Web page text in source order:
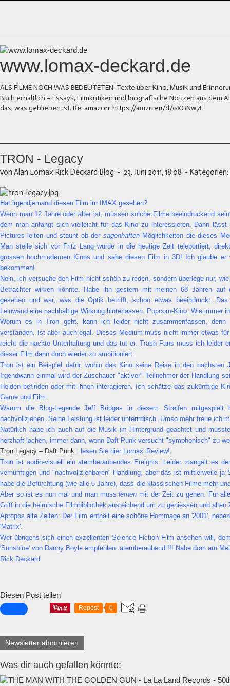
www.lomax-deckard.de
ALS FILME NOCH WAS BEDEUTETEN. Texte über Kino, Musik und
Buch erhältlich – Essays, Filmkritiken und biografische Notizen aus dem
das, was geblieben ist. Bei amazon: https://amzn.eu/d/0XGNw7F
TRON - Legacy
von Alan Lomax Rick Deckard Blog - 23. Juni 2011, 18:08 - Kategorien:
Hat irgendjemand diesen Film im IMAX gesehen?
Wenn man 12 Jahre oder älter ist, müssen solche Filme beeindruckend
dem man anfängt sich vielleicht für das Kino zu interessieren. Dann
Pictures leiten und staunt ob der sagenhaftenMöglichkeiten die dieses
Man stelle sich vor Fritz Lang würde in die heutige Zeit teleportiert,
grossen hochmodernen Kinos und sähe diesen Film in 3D! Ich glaube er
bekommen!
Nein, ich versuche den Film nicht schön zu reden, sondern überlege nur,
Betrachter wirken könnte. Habe ihn gestern mit meinen 68 Jahren auf
gesehen und war, was die Optik betrifft, schon etwas beeindruckt.
Leinwand eine nachhaltige Wirkung hinterlassen. Popcorn-Kino. Wie immer
Worum es in Tron geht, kann ich leider nicht zusammenfassen,
verstanden. Ist aber auch egal. Dieses Medium muss nicht immer etwas
reicht die nackte Unterhaltung und das tut er. Trash Fans muss ich leider
dieser Film dann doch wieder zu ambitioniert.
Tron ist ein Beispiel dafür, wohin das Kino seine Reise in den nächsten
Irgendwann einmal wird der Zuschauer "aktiver" Teilnehmer der Handlung
Helden befinden oder mit ihnen interagieren. Ich schätze das zukünftige
Game und Film.
Warum die Blog-Legende Jeff Bridges in diesem Streifen
nachvollziehen. Seine Leistung ist leider unterirdisch. Umso mehr freue ich
Natürlich habe ich auch auf die Musik im Hintergrund geachtet und
herzhaft lachen, immer dann, wenn Daft Punk versucht "symphonisch" zu
Tron Legacy – Daft Punk : lesen Sie hier Lomax' Review!
Tron ist audio-visuell ein atemberaubendes Ereignis. Leider mangelt es
vernünftigen und "nachvollziehbaren" Handlung, aber das ist mittlerweile ja
habe die Befürchtung (wie alle 5 Jahre), dass die klassischen Filme mehr
Aber so ist es nun mal und man musslernen mit der Zeit zu gehen. Für
Griff in die heimische Filmbibliothek ausreichend um zu geniessen und alten
Apropos alte Zeiten: Der Film enthält eine schöne Hommage an '2001',
'Matrix'.
Wer übrigens sich einen exzellenten Science Fiction Film ansehen will,
'Sunshine' von Danny Boyle empfehlen: atemberaubend !!! Nahe dran am
Rick Deckard
Diesen Post teilen
Repost 0
Newsletter abonnieren
Was dir auch gefallen könnte: